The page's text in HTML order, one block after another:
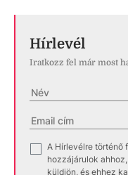
Hírlevél
Iratkozz fel már most
A Hírlevélre történő
hozzájárulok
küldjön, és ehhez